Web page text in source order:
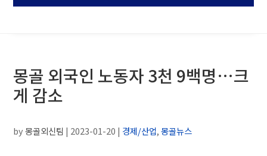
몽골 외국인 노동자 3천 9백명…크
게 감소
by몽골외신팀 | 2023-01-20 | 경제/산업,몽골뉴스